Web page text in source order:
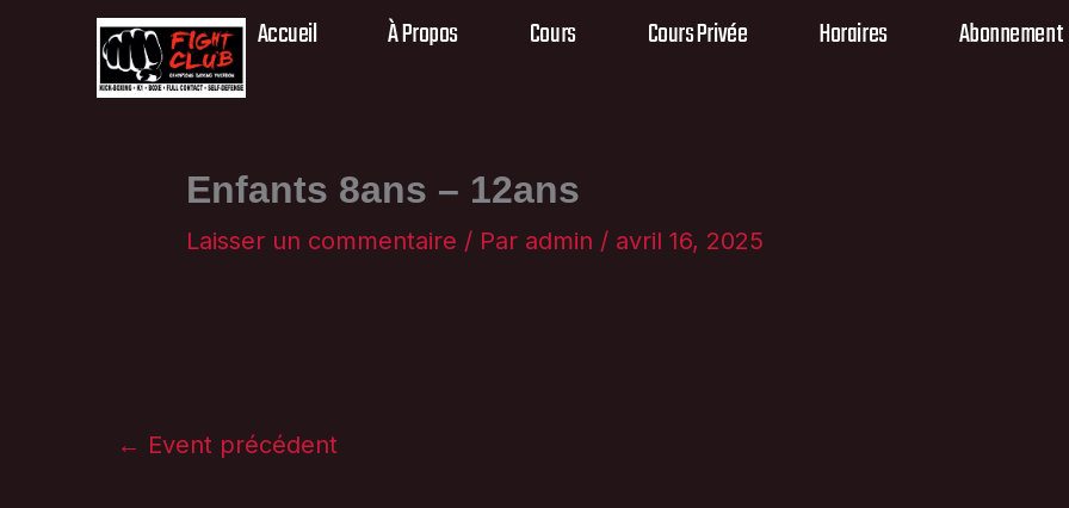
Accueil À Propos Cours Cours Privée Horaires Abonnement
Enfants 8ans – 12ans
Laisser un commentaire / Par admin / avril 16, 2025
← Event précédent